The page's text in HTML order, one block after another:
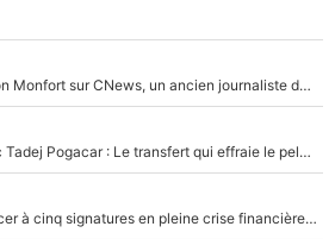
Après le dérapage de Nelson Monfort sur CNews, un ancien journaliste de France Télévisions relance la polémique sur les incendies en Gironde
Paul Seixas chez UAE avec Tadej Pogacar : Le transfert qui effraie le peloton, «c’est la pire des choses qui puisse arriver»
Grégory Lorenzi doit renoncer à cinq signatures en pleine crise financière : L’IA propose sept noms à l’OM pour un mercato réussi... à seulement 5M€ !